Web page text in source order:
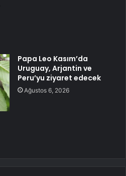
Papa Leo Kasım’da
Uruguay, Arjantin ve
Peru’yu ziyaret edecek
Ağustos 6, 2026